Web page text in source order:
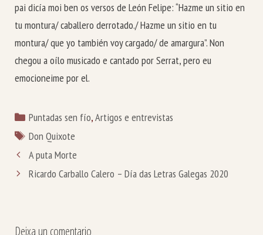
pai dicía moi ben os versos de León Felipe: “Hazme un sitio en
tu montura/ caballero derrotado./ Hazme un sitio en tu
montura/ que yo también voy cargado/ de amargura”. Non
chegou a oílo musicado e cantado por Serrat, pero eu
emocioneime por el.
Categorías
Puntadas sen fío,Artigos e entrevistas
Etiquetas
Don Quixote
A puta Morte
Ricardo Carballo Calero – Día das Letras Galegas 2020
Deixa un comentario